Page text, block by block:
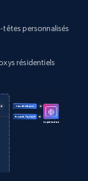
from a
Essai gratuit
têtes personnalisés
résidentiels